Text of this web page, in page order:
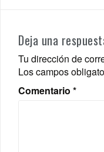
Deja una
Tu dirección de
Los campos
Comentario *